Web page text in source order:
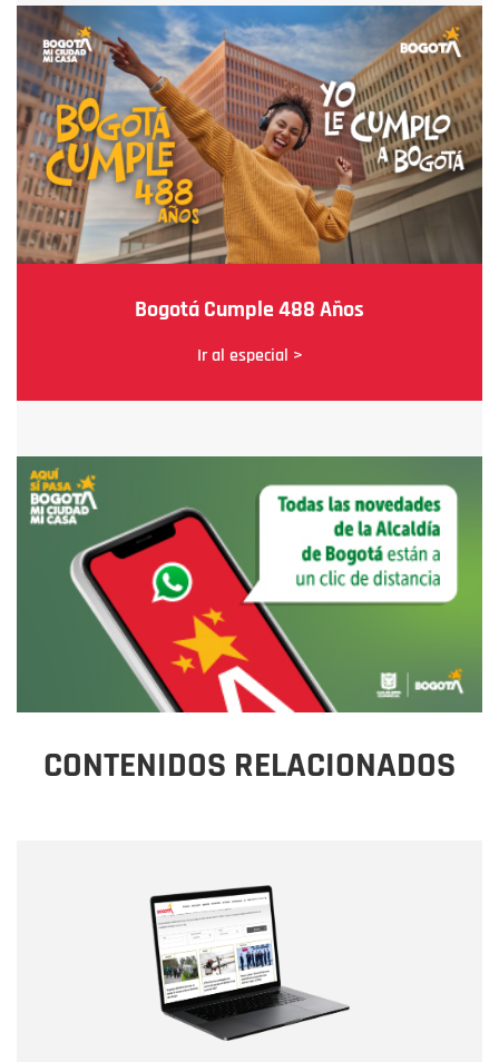
Bogotá Cumple 488 Años
Ir al especial >
CONTENIDOS RELACIONADOS
Correo electrónico
Tipo de comentario